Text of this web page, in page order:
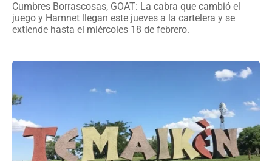
Cumbres Borrascosas, GOAT: La cabra que cambió el
juego y Hamnet llegan este jueves a la cartelera y se
extiende hasta el miércoles 18 de febrero.